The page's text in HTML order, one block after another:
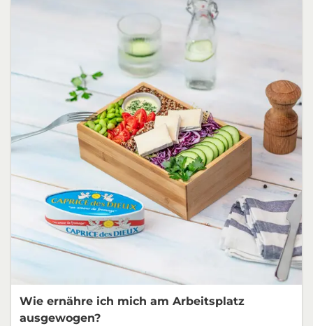
Wie ernähre ich mich am Arbeitsplatz
ausgewogen?